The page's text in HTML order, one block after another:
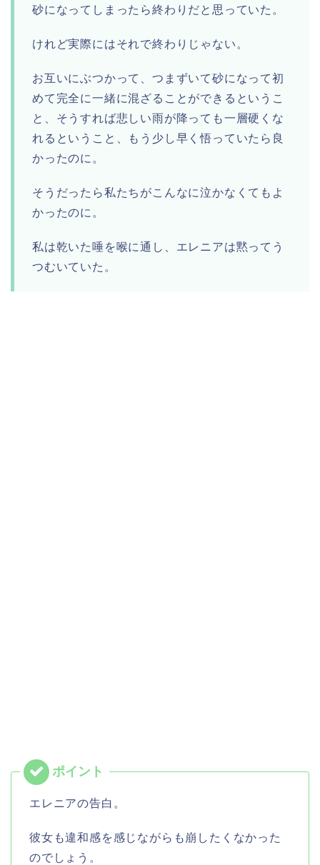
砂になってしまったら終わりだと思っていた。
けれど実際にはそれで終わりじゃない。
お互いにぶつかって、つまずいて砂になって初
めて完全に一緒に混ざることができるというこ
と、そうすれば悲しい雨が降っても一層硬くな
れるということ、もう少し早く悟っていたら良
かったのに。
そうだったら私たちがこんなに泣かなくてもよ
かったのに。
私は乾いた唾を喉に通し、エレニアは黙ってう
つむいていた。
エレニアの告白。
彼女も違和感を感じながらも崩したくなかった
のでしょう。